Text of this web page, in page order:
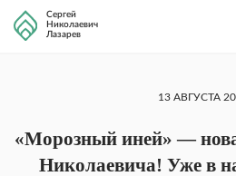
Сергей
Николаевич
Лазарев
13 АВГУСТА
«Морозный иней» —
Николаевича! Уже в